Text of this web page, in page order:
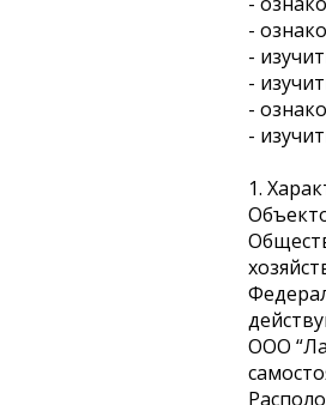
-
-
-
-
-
1.
ООО